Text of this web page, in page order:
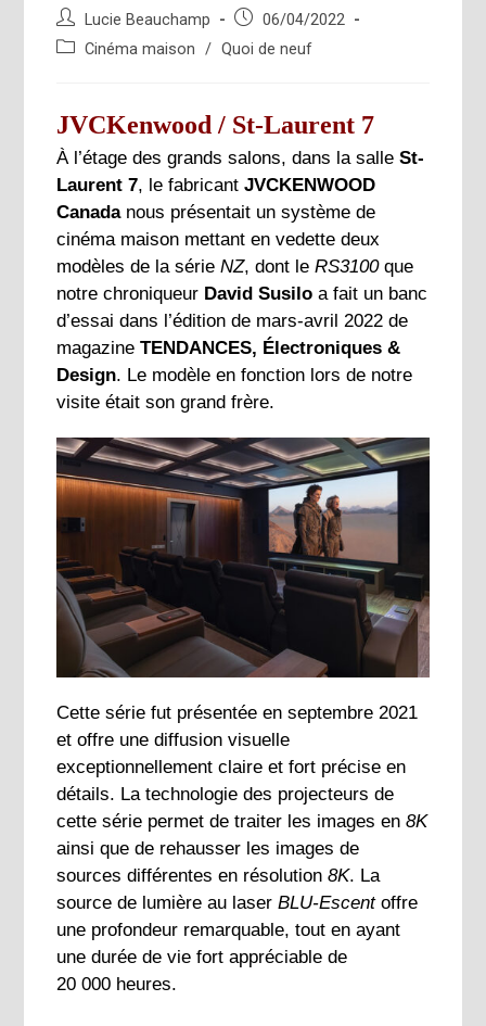
Auteur/autrice
de
Lucie Beauchamp
Publication
publiée :
06/04/2022
PostCinéma maison / Quoi de neuf
JVCKenwood / St-Laurent 7
À l’étage des grands salons, dans la salleSt-
Laurent 7, le fabricantJVCKENWOOD
Canadanous présentait un système de
cinéma maison mettant en vedette deux
modèles de la sérieNZ, dont leRS3100que
notre chroniqueur David Susilo a fait un banc
d’essai dans l’édition de mars-avril 2022 de
magazineTENDANCES, Électroniques &
Design. Le modèle en fonction lors de notre
visite était son grand frère.
Cette série fut présentée en septembre 2021
et offre une diffusion visuelle
exceptionnellement claire et fort précise en
détails. La technologie des projecteurs de
cette série permet de traiter les images en8K
ainsi que de rehausser les images de
sources différentes en résolution8K. La
source de lumière au laserBLU-Escentoffre
une profondeur remarquable, tout en ayant
une durée de vie fort appréciable de
20 000 heures.